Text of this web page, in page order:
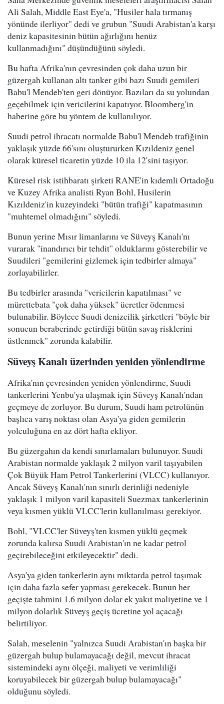
Ali Salah, Middle East Eye'a, "Husiler hala tırmanış
yönünde ilerliyor" dedi ve grubun "Suudi Arabistan'a karşı
deniz kapasitesinin bütün ağırlığını henüz
kullanmadığını" düşündüğünü söyledi.
Bu hafta Afrika'nın çevresinden çok daha uzun bir
güzergah kullanan altı tanker gibi bazı Suudi gemileri
Babu'l Mendeb'ten geri dönüyor. Bazıları da su yolundan
geçebilmek için vericilerini kapatıyor. Bloomberg'in
haberine göre bu yöntem de kullanılıyor.
Suudi petrol ihracatı normalde Babu'l Mendeb trafiğinin
yaklaşık yüzde 66'sını oluştururken Kızıldeniz genel
olarak küresel ticaretin yüzde 10 ila 12'sini taşıyor.
Küresel risk istihbaratı şirketi RANE'in kıdemli Ortadoğu
ve Kuzey Afrika analisti Ryan Bohl, Husilerin
Kızıldeniz'in kuzeyindeki "bütün trafiği" kapatmasının
"muhtemel olmadığını" söyledi.
Bunun yerine Mısır limanlarını ve Süveyş Kanalı'nı
vurarak "inandırıcı bir tehdit" olduklarını gösterebilir ve
Suudileri "gemilerini gizlemek için tedbirler almaya"
zorlayabilirler.
Bu tedbirler arasında "vericilerin kapatılması" ve
mürettebata "çok daha yüksek" ücretler ödenmesi
bulunabilir. Böylece Suudi denizcilik şirketleri "böyle bir
sonucun beraberinde getirdiği bütün savaş risklerini
üstlenmek" zorunda kalabilir.
Süveyş Kanalı üzerinden yeniden yönlendirme
Afrika'nın çevresinden yeniden yönlendirme, Suudi
tankerlerini Yenbu'ya ulaşmak için Süveyş Kanalı'ndan
geçmeye de zorluyor. Bu durum, Suudi ham petrolünün
başlıca varış noktası olan Asya'ya giden gemilerin
yolculuğuna en az dört hafta ekliyor.
Bu güzergahın da kendi sınırlamaları bulunuyor. Suudi
Arabistan normalde yaklaşık 2 milyon varil taşıyabilen
Çok Büyük Ham Petrol Tankerlerini (VLCC) kullanıyor.
Ancak Süveyş Kanalı'nın sınırlı derinliği nedeniyle
yaklaşık 1 milyon varil kapasiteli Suezmax tankerlerinin
veya kısmen yüklü VLCC'lerin kullanılması gerekiyor.
Bohl, "VLCC'ler Süveyş'ten kısmen yüklü geçmek
zorunda kalırsa Suudi Arabistan'ın ne kadar petrol
geçirebileceğini etkileyecektir" dedi.
Asya'ya giden tankerlerin aynı miktarda petrol taşımak
için daha fazla sefer yapması gerekecek. Bunun her
geçişte tahmini 1.6 milyon dolar ek yakıt maliyetine ve 1
milyon dolarlık Süveyş geçiş ücretine yol açacağı
belirtiliyor.
Salah, meselenin "yalnızca Suudi Arabistan'ın başka bir
güzergah bulup bulamayacağı değil, mevcut ihracat
sistemindeki aynı ölçeği, maliyeti ve verimliliği
koruyabilecek bir güzergah bulup bulamayacağı"
olduğunu söyledi.